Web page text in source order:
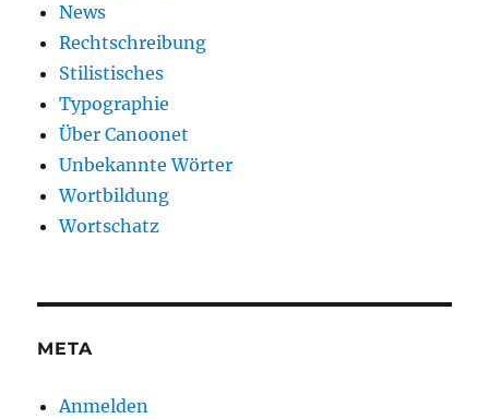
News
Rechtschreibung
Stilistisches
Typographie
Über Canoonet
Unbekannte Wörter
Wortbildung
Wortschatz
META
Anmelden